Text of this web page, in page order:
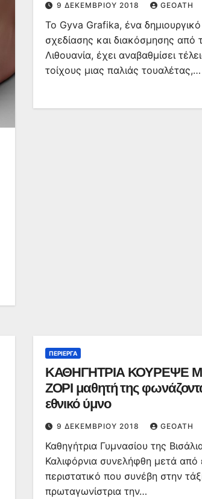
9 ΔΕΚΕΜΒΡΊΟΥ 2018 GEOATH
Το Gyva Grafika, ένα δημιουργικό
σχεδίασης και διακόσμησης από
Λιθουανία, έχει αναβαθμίσει
τοίχους μιας παλιάς τουαλέτας,…
ΠΕΡΊΕΡΓΑ
ΚΑΘΗΓΗΤΡΙΑ ΚΟΥΡΕΨΕ
ΖΟΡΙ μαθητή της
εθνικό ύμνο
9 ΔΕΚΕΜΒΡΊΟΥ 2018 GEOATH
Καθηγήτρια Γυμνασίου της
Καλιφόρνια συνελήφθη μετά από
περιστατικό που συνέβη στην
πρωταγωνίστρια την…